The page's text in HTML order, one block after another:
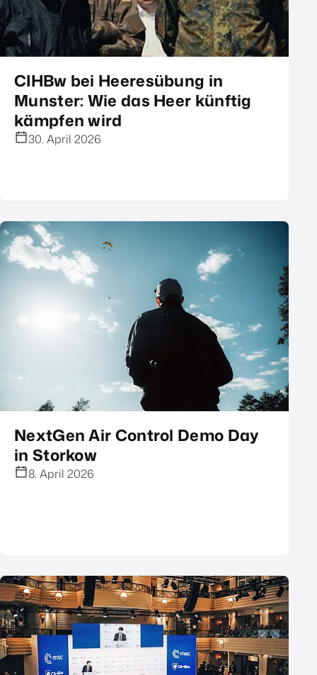
CIHBw bei Heeresübung in
Munster: Wie das Heer künftig
kämpfen wird
30. April 2026
NextGen Air Control Demo Day
in Storkow
8. April 2026